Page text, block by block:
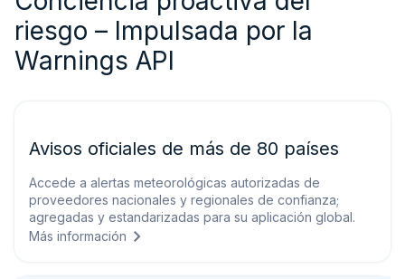
riesgo – Impulsada por la
Warnings API
Avisos oficiales de más de 80 países
Accede a alertas meteorológicas autorizadas de
proveedores nacionales y regionales de confianza;
agregadas y estandarizadas para su aplicación global.
Más información